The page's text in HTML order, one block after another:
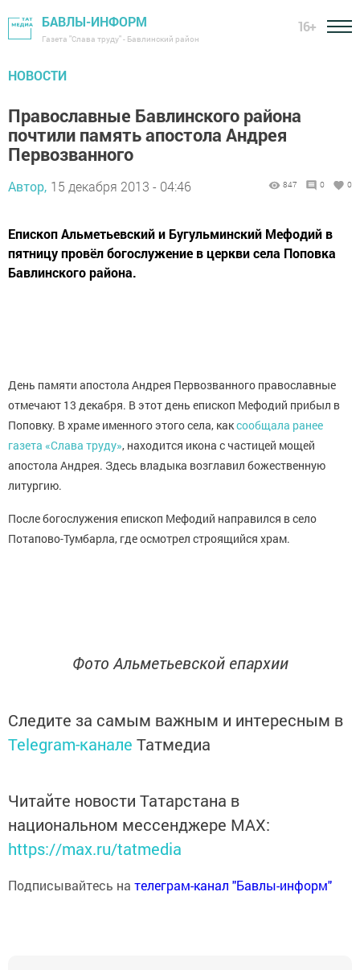
БАВЛЫ-ИНФОРМ
Газета "Слава труду" - Бавлинский район
16+
НОВОСТИ
Православные Бавлинского района
почтили память апостола Андрея
Первозванного
Автор, 15 декабря 2013 - 04:46 847 0 0
Епископ Альметьевский и Бугульминский Мефодий в
пятницу провёл богослужение в церкви села Поповка
Бавлинского района.
День памяти апостола Андрея Первозванного православные
отмечают 13 декабря. В этот день епископ Мефодий прибыл в
Поповку. В храме именного этого села, каксообщала ранее
газета «Слава труду», находится икона с частицей мощей
апостола Андрея. Здесь владыка возглавил божественную
литургию.
После богослужения епископ Мефодий направился в село
Потапово-Тумбарла, где осмотрел строящийся храм.
Фото Альметьевской епархии
Следите за самым важным и интересным в
Telegram-канале Татмедиа
Читайте новости Татарстана в
национальном мессенджере MАХ:
https://max.ru/tatmedia
Подписывайтесь на телеграм-канал "Бавлы-информ"